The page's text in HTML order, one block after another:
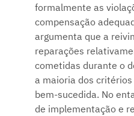
formalmente as
compensação
argumenta que a
reparações
cometidas durante o
a maioria dos
bem-sucedida. No
de implementação e